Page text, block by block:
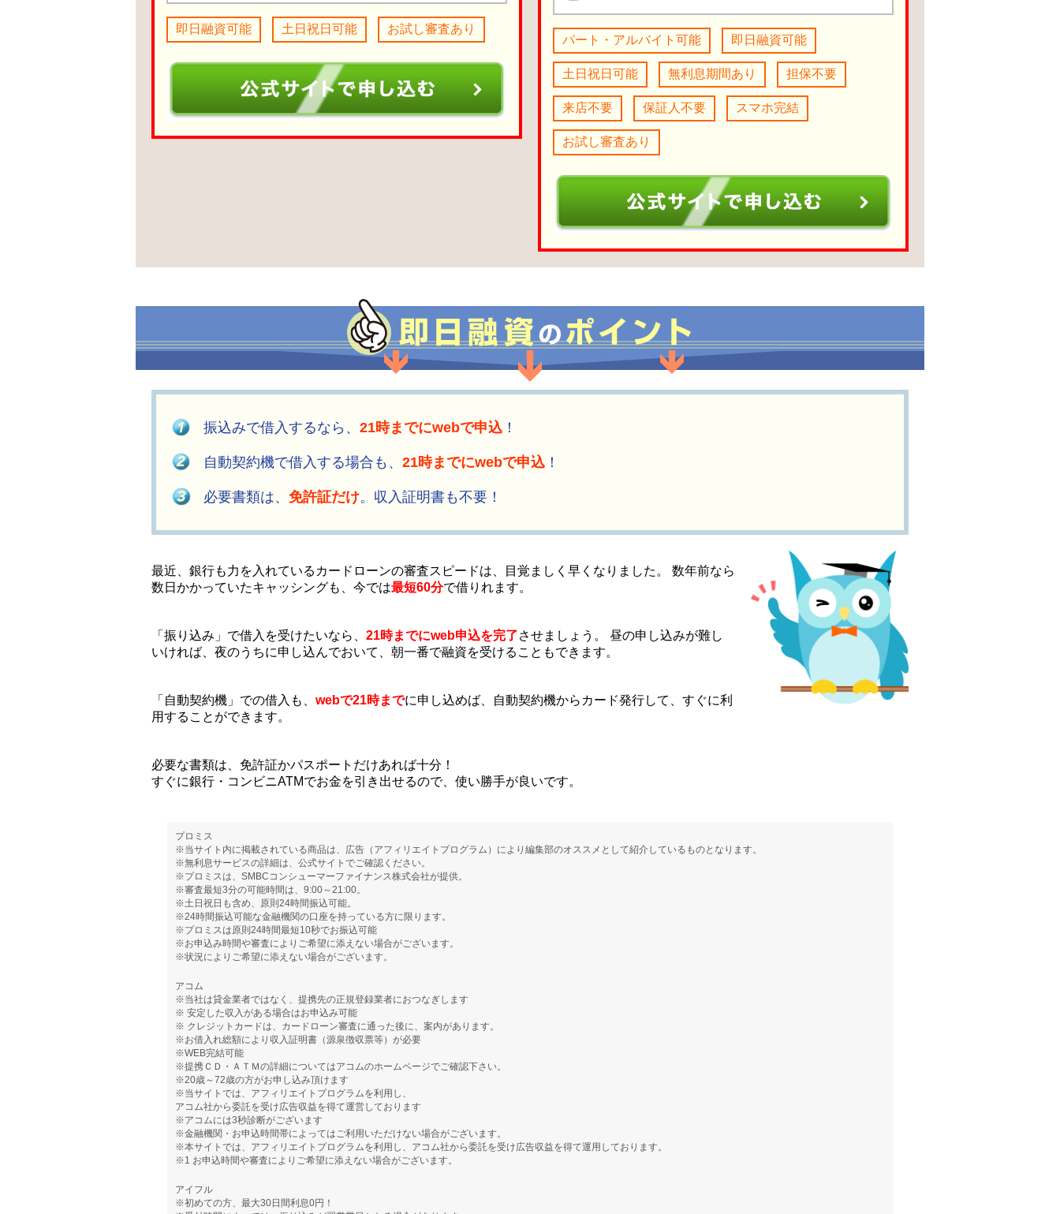
即日融資可能 土日祝日可能 お試し審査あり
パート・アルバイト可能 即日融資可能
土日祝日可能 無利息期間あり 担保不要
来店不要 保証人不要 スマホ完結
お試し審査あり
振込みで借入するなら、 21時までにwebで申込 ！
自動契約機で借入する場合も、 21時までにwebで申込 ！
必要書類は、 免許証だけ。収入証明書も不要！
最近、銀行も力を入れているカードローンの審査スピードは、目覚ましく早くなりました。 数年前なら
数日かかっていたキャッシングも、今では最短60分で借りれます。
「振り込み」で借入を受けたいなら、 21時までにweb申込を完了させましょう。 昼の申し込みが難し
いければ、夜のうちに申し込んでおいて、朝一番で融資を受けることもできます。
「自動契約機」での借入も、 webで21時までに申し込めば、自動契約機からカード発行して、すぐに利
用することができます。
必要な書類は、免許証かパスポートだけあれば十分！
すぐに銀行・コンビニATMでお金を引き出せるので、使い勝手が良いです。
プロミス
※当サイト内に掲載されている商品は、広告（アフィリエイトプログラム）により編集部のオススメとして紹介しているものとなります。
※無利息サービスの詳細は、公式サイトでご確認ください。
※プロミスは、SMBCコンシューマーファイナンス株式会社が提供。
※審査最短3分の可能時間は、9:00～21:00。
※土日祝日も含め、原則24時間振込可能。
※24時間振込可能な金融機関の口座を持っている方に限ります。
※プロミスは原則24時間最短10秒でお振込可能
※お申込み時間や審査によりご希望に添えない場合がございます。
※状況によりご希望に添えない場合がございます。
アコム
※当社は貸金業者ではなく、提携先の正規登録業者におつなぎします
※ 安定した収入がある場合はお申込み可能
※ クレジットカードは、カードローン審査に通った後に、案内があります。
※お借入れ総額により収入証明書（源泉徴収票等）が必要
※WEB完結可能
※提携ＣＤ・ＡＴＭの詳細についてはアコムのホームページでご確認下さい。
※20歳～72歳の方がお申し込み頂けます
※当サイトでは、アフィリエイトプログラムを利用し、
アコム社から委託を受け広告収益を得て運営しております
※アコムには3秒診断がございます
※金融機関・お申込時間帯によってはご利用いただけない場合がございます。
※本サイトでは、アフィリエイトプログラムを利用し、アコム社から委託を受け広告収益を得て運用しております。
※1 お申込時間や審査によりご希望に添えない場合がございます。
アイフル
※初めての方、最大30日間利息0円！